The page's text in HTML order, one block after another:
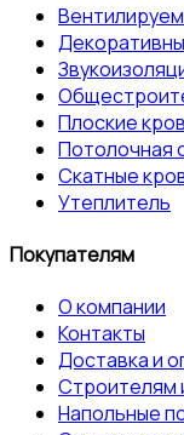
Плоские
Потолочная
Скатные
Утеплитель
Покупателям
О компании
Контакты
Доставка и
Строителям
Напольные